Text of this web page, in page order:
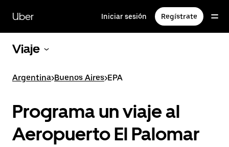
contenido
principal
Uber Iniciar sesión Regístrate
Viaje
Argentina>Buenos Aires>EPA
Programa un viaje al
Aeropuerto El Palomar